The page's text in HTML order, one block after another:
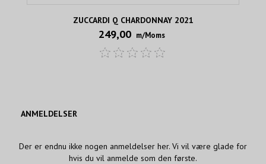
ZUCCARDI Q CHARDONNAY 2021
249,00 m/Moms
ANMELDELSER
Der er endnu ikke nogen anmeldelser her. Vi vil være glade for
hvis du vil anmelde som den første.